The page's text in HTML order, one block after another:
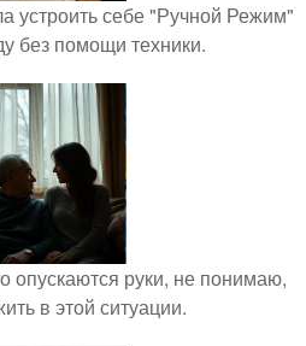
устроить себе "Ручной Режим"
без помощи техники.
опускаются руки, не понимаю,
в этой ситуации.